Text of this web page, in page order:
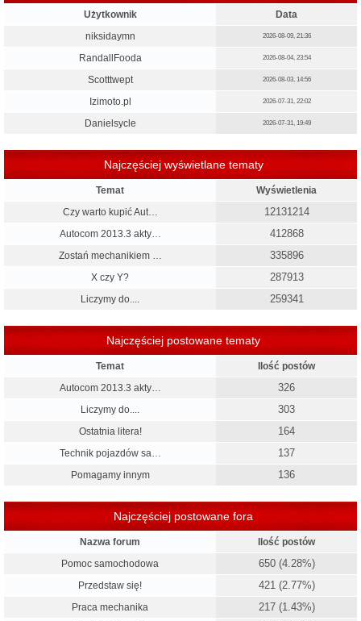
Użytkownik
Data
niksidaymn
2026-08-09, 21:36
RandallFooda 2026-08-04, 23:54
Scotttwept 2026-08-03, 14:56
Izimoto.pl 2026-07-31, 22:02
Danielsycle 2026-07-31, 19:49
Najczęściej wyświetlane tematy
Temat
Wyświetlenia
Czy warto kupić Aut…
12131214
Autocom 2013.3 akty… 412868
Zostań mechanikiem … 335896
X czy Y? 287913
Liczymy do.... 259341
Najczęściej postowane tematy
Temat
Ilość postów
Autocom 2013.3 akty…
326
Liczymy do.... 303
Ostatnia litera! 164
Technik pojazdów sa… 137
Pomagamy innym 136
Najczęściej postowane fora
Nazwa forum
Ilość postów
Pomoc samochodowa
650 (4.28%)
Przedstaw się! 421 (2.77%)
Praca mechanika 217 (1.43%)